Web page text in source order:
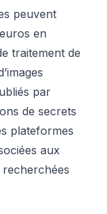
peuvent
en
traitement de
par
de secrets
plateformes
aux